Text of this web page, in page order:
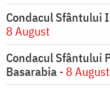
Condacul Sfântului
8 August
Condacul Sfântului
Basarabia- 8 August